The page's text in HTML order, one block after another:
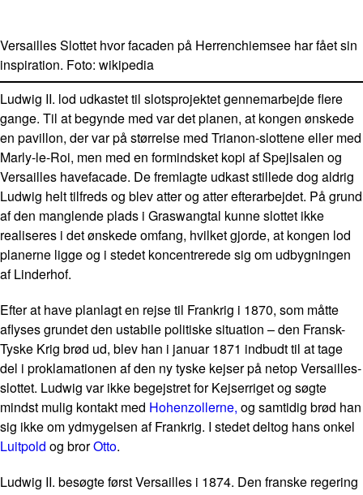
Versailles Slottet hvor facaden på Herrenchiemsee har fået sin
inspiration. Foto: wikipedia
Ludwig II. lod udkastet til slotsprojektet gennemarbejde flere
gange. Til at begynde med var det planen, at kongen ønskede
en pavillon, der var på størrelse med Trianon-slottene eller med
Marly-le-Roi, men med en formindsket kopi af Spejlsalen og
Versailles havefacade. De fremlagte udkast stillede dog aldrig
Ludwig helt tilfreds og blev atter og atter efterarbejdet. På grund
af den manglende plads i Graswangtal kunne slottet ikke
realiseres i det ønskede omfang, hvilket gjorde, at kongen lod
planerne ligge og i stedet koncentrerede sig om udbygningen
af Linderhof.
Efter at have planlagt en rejse til Frankrig i 1870, som måtte
aflyses grundet den ustabile politiske situation – den Fransk-
Tyske Krig brød ud, blev han i januar 1871 indbudt til at tage
del i proklamationen af den ny tyske kejser på netop Versailles-
slottet. Ludwig var ikke begejstret for Kejserriget og søgte
mindst mulig kontakt med Hohenzollerne, og samtidig brød han
sig ikke om ydmygelsen af Frankrig. I stedet deltog hans onkel
Luitpold og brorOtto.
Ludwig II. besøgte først Versailles i 1874. Den franske regering